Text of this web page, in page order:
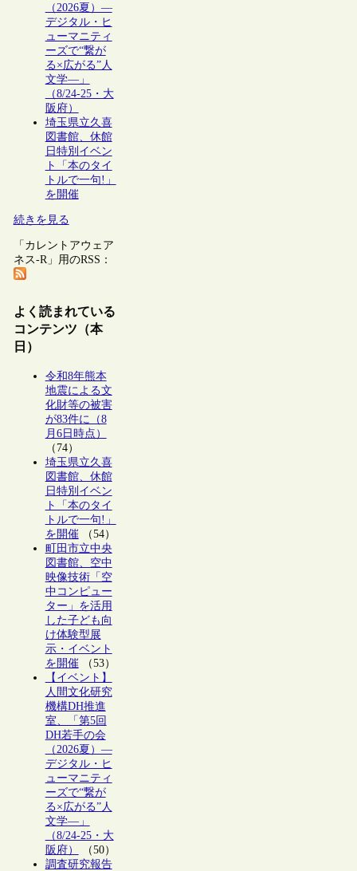
（2026夏）―
デジタル・ヒ
ューマニティ
ーズで“繋が
る×広がる”人
文学―」
（8/24-25・大
阪府）
埼玉県立久喜
図書館、休館
日特別イベン
ト「本のタイ
トルで一句!」
を開催
続きを見る
「カレントアウェア
ネス-R」用のRSS：
よく読まれている
コンテンツ（本
日）
令和8年熊本
地震による文
化財等の被害
が83件に（8
月6日時点）
（74）
埼玉県立久喜
図書館、休館
日特別イベン
ト「本のタイ
トルで一句!」
を開催（54）
町田市立中央
図書館、空中
映像技術「空
中コンピュー
ター」を活用
した子ども向
け体験型展
示・イベント
を開催（53）
【イベント】
人間文化研究
機構DH推進
室、「第5回
DH若手の会
（2026夏）―
デジタル・ヒ
ューマニティ
ーズで“繋が
る×広がる”人
文学―」
（8/24-25・大
阪府）
（50）
調査研究報告